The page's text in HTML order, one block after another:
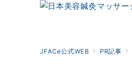
JFACe公式WEB PR記事